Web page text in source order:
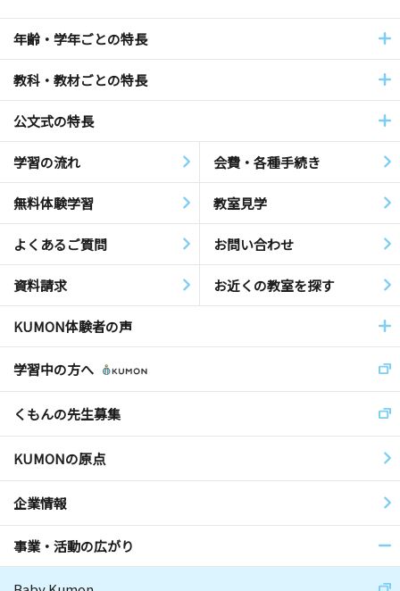
年齢・学年ごとの特長
教科・教材ごとの特長
公文式の特長
学習の流れ 会費・各種手続き
無料体験学習 教室見学
よくあるご質問 お問い合わせ
資料請求 お近くの教室を探す
KUMON体験者の声
学習中の方へ
くもんの先生募集
KUMONの原点
企業情報
事業・活動の広がり